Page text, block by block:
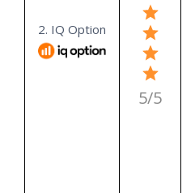
2. IQ Option
5/5